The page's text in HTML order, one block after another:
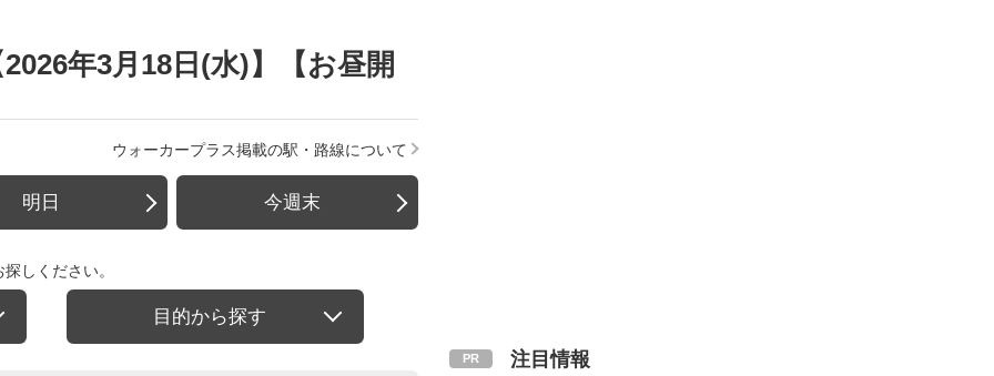
年3月18日(水)】【お昼開
ウォーカープラス掲載の駅・路線について
明日 今週末
しください。
目的から探す
注目情報